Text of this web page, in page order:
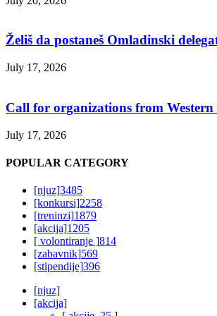
Želiš da postaneš Omladinski
July 17, 2026
Call for organizations from
July 17, 2026
POPULAR CATEGORY
[njuz]3485
[konkursi]2258
[treninzi]1879
[akcija]1205
[ volontiranje ]814
[zabavnik]569
[stipendije]396
[njuz]
[akcija]